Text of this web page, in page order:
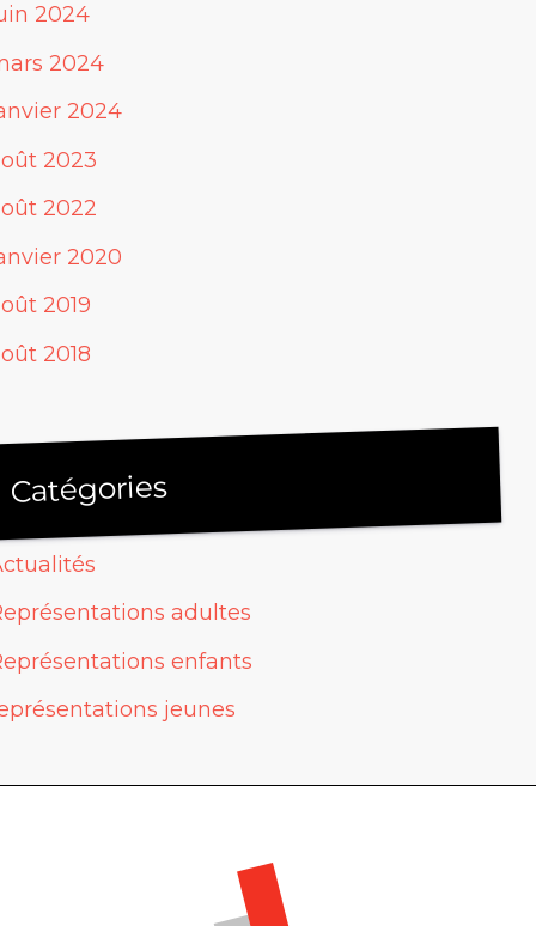
2024
2024
2024
2023
2022
2020
2019
2018
Catégories
adultes
enfants
jeunes